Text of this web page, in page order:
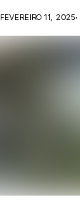
FEVEREIRO 11, 2025